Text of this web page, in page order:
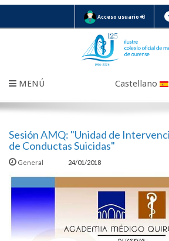
Acceso usuario
MENÚ Castellano
Sesión AMQ: "Unidad de
de Conductas Suicidas"
General 24/01/2018